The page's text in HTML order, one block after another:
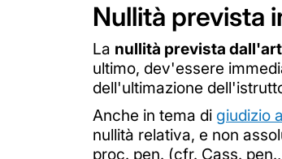
Nullità prevista
La nullità prevista
ultimo, dev'essere
dell'ultimazione
Anche in tema di giudizio
nullità relativa, e non
proc. pen. (cfr. Cass.